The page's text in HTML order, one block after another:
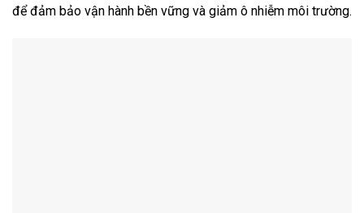
để đảm bảo vận hành bền vững và giảm ô nhiễm môi trường.